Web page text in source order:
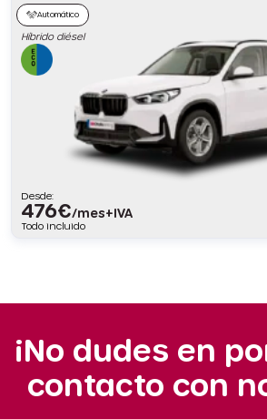
Automático
Híbrido diésel
Desde:
476€/mes+IVA
Todo incluido
¡No dudes en
contacto con